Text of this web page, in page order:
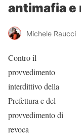
antimafia e
Michele Raucci
Contro il
provvedimento
interdittivo della
Prefettura e del
provvedimento di
revoca